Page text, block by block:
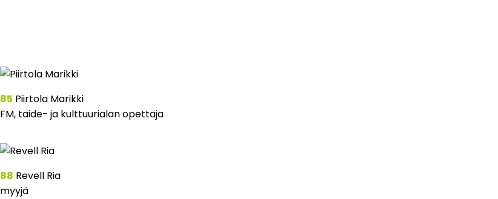
85 Piirtola Marikki
FM, taide- ja kulttuurialan opettaja
88 Revell Ria
myyjä